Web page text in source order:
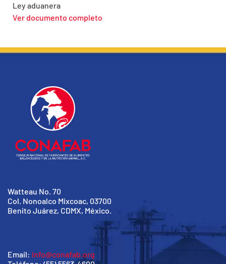
Ley aduanera
Ver documento completo
Watteau No. 70
Col. Nonoalco Mixcoac, 03700
Benito Juárez, CDMX, México.
Email: info@conafab.org